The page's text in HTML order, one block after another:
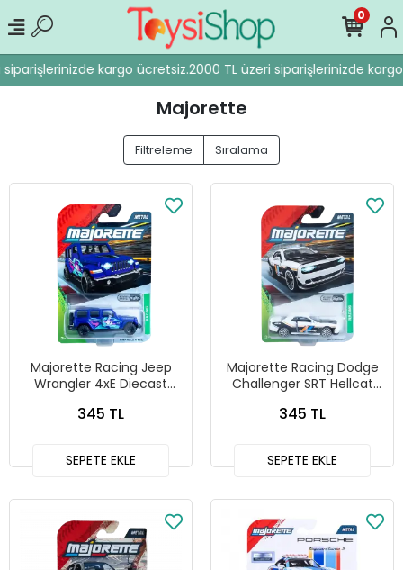
kargo ücretsiz.2000 TL üzeri siparişlerinizde kargo
0
Majorette
Filtreleme Sıralama
Majorette Racing Jeep
Wrangler 4xE Diecast
345 TL
SEPETE EKLE
Majorette Racing Dodge
Challenger SRT Hellcat
345 TL
SEPETE EKLE